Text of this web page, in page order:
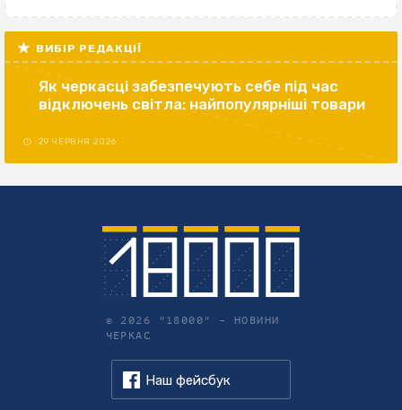
ВИБІР РЕДАКЦІЇ
Як черкасці забезпечують себе під час
відключень світла: найпопулярніші товари
29 ЧЕРВНЯ 2026
© 2026 "18000" – НОВИНИ
ЧЕРКАС
Наш фейсбук